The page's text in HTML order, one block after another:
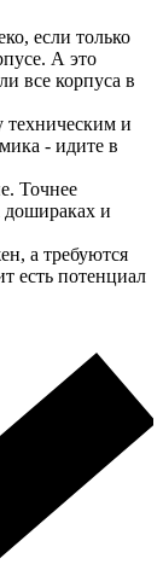
если только
А это
все корпуса в
и
- идите в
Точнее
дошираках и
а требуются
есть потенциал